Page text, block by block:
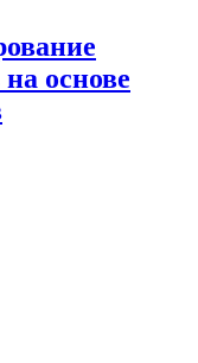
основе